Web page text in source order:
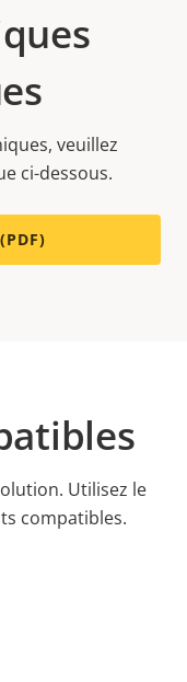
veuillez
ci-dessous.
Utilisez le
compatibles.